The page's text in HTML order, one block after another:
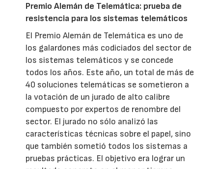
Premio Alemán de Telemática: prueba de
resistencia para los sistemas telemáticos
El Premio Alemán de Telemática es uno de
los galardones más codiciados del sector de
los sistemas telemáticos y se concede
todos los años. Este año, un total de más de
40 soluciones telemáticas se sometieron a
la votación de un jurado de alto calibre
compuesto por expertos de renombre del
sector. El jurado no sólo analizó las
características técnicas sobre el papel, sino
que también sometió todos los sistemas a
pruebas prácticas. El objetivo era lograr un